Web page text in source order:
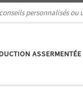
personnalisés ou
ASSERMENTÉE